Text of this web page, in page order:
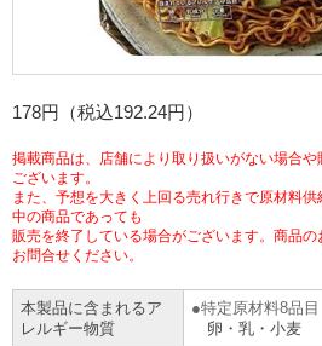
食の安全・安心への取組み
ギフト
プリペイドカード・金券
ニンテンドー・ダウンロードカード
マルチコピー機でできることトップ
コピー
プリント
スキャン
ファクス
便利なサービス
宅配便
切手・はがき・印紙
セブン銀行ATM
ご利用可能なお支払い方法
チケットサービス
セブンチケット
チケットぴあ
イープラス
セブン‐イレブンでお受取り
タワーレコード
セブンネットショッピング
停電時のサービス停止のお知らせ
企業理念
会社概要
貸借対照表・損益計算書
沿革
サステナビリティトップ
セブン＆アイ・ホールディングスの重
サステナビリティ活動基本方針
サステナビリティ推進体制
GREEN CHALLENGE 2050
加盟店オーナー募集
アルバイト情報
お問い合わせ
178円（税込192.24円）
掲載商品は、店舗により取り扱いがない場合
ございます。
また、予想を大きく上回る売れ行きで原材料
中の商品であっても
販売を終了している場合がございます。商品
お問合せください。
本製品に含まれるア
レルギー物質
特定原材料8品目
卵・乳・小麦